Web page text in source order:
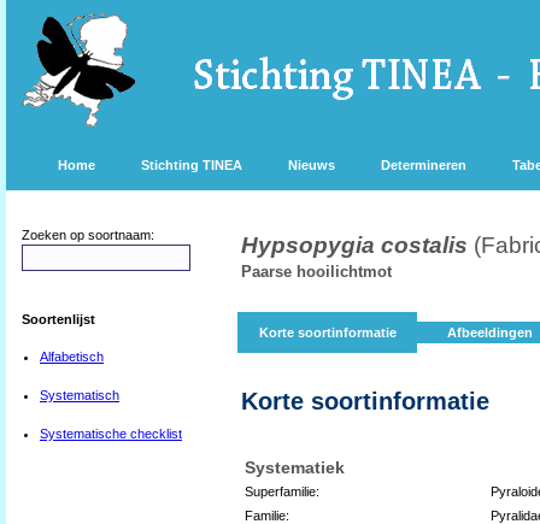
Home Stichting TINEA Nieuws Determineren
Zoeken op soortnaam:
Soortenlijst
Alfabetisch
Systematisch
Systematische checklist
Hypsopygia costalis
Paarse hooilichtmot
Korte soortinformatie Afbeeldingen
Korte soortinformatie
Systematiek
Superfamilie:
Familie: